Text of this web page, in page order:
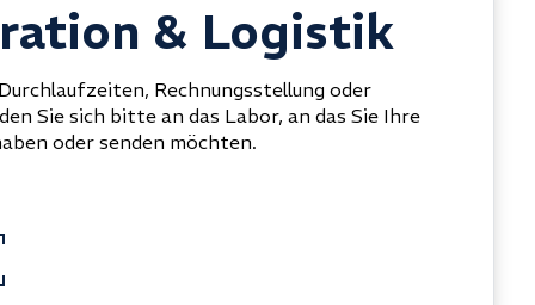
& Logistik
Rechnungsstellung oder
Sie sich bitte an das Labor, an das Sie Ihre
oder senden möchten.